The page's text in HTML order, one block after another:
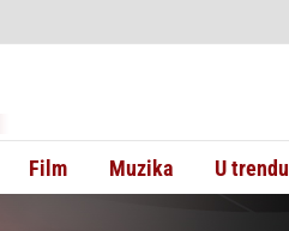
Film Muzika U trendu